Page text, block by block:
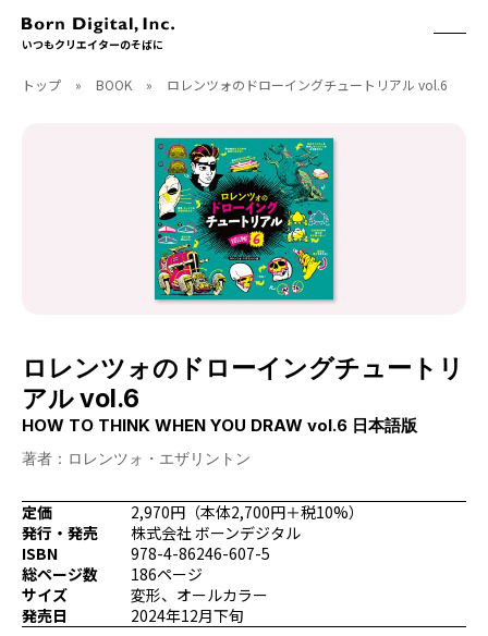
いつもクリエイターのそばに
ABOUT
取扱製品
ソフトウェア
フォント
ハードウェア
CGWORLD
月刊誌
CGWORLD.jp
BOOK
刊行順
ゲーム/CG
アート/イラスト
プログラミング/ウェブ
ファッション/デザイン/他
SEMINAR
無料セミナー
検定
トップ » BOOK » ロレンツォのドローイングチュートリアル vol.6
ロレンツォのドローイングチュートリ
アル vol.6
HOW TO THINK WHEN YOU DRAW vol.6 日本語版
著者：ロレンツォ・エザリントン
定価
2,970円（本体2,700円＋税10%）
発行・発売
株式会社 ボーンデジタル
ISBN
978-4-86246-607-5
総ページ数
186ページ
サイズ
変形、オールカラー
発売日
2024年12月下旬